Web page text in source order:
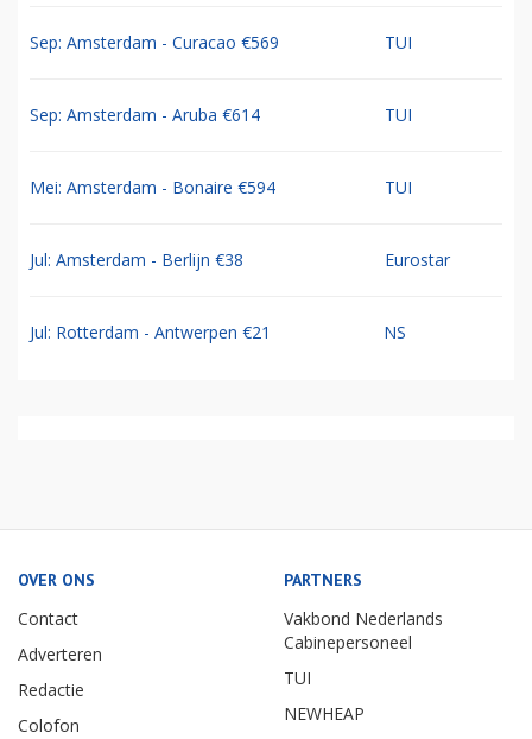
Sep: Amsterdam - Curacao €569 TUI
Sep: Amsterdam - Aruba €614 TUI
Mei: Amsterdam - Bonaire €594 TUI
Jul: Amsterdam - Berlijn €38 Eurostar
Jul: Rotterdam - Antwerpen €21 NS
OVER ONS
Contact
Adverteren
Redactie
Colofon
PARTNERS
Vakbond Nederlands
Cabinepersoneel
TUI
NEWHEAP